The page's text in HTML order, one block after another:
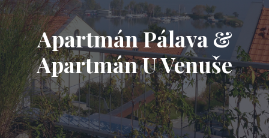
Apartmán Pálava &
Apartmán U Venuše